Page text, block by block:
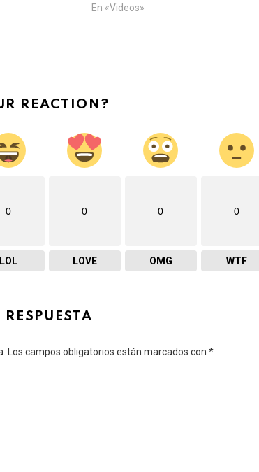
En «Videos»
REACTION?
0
LOL
0
LOVE
0
OMG
0
WTF
Los campos obligatorios están marcados con *